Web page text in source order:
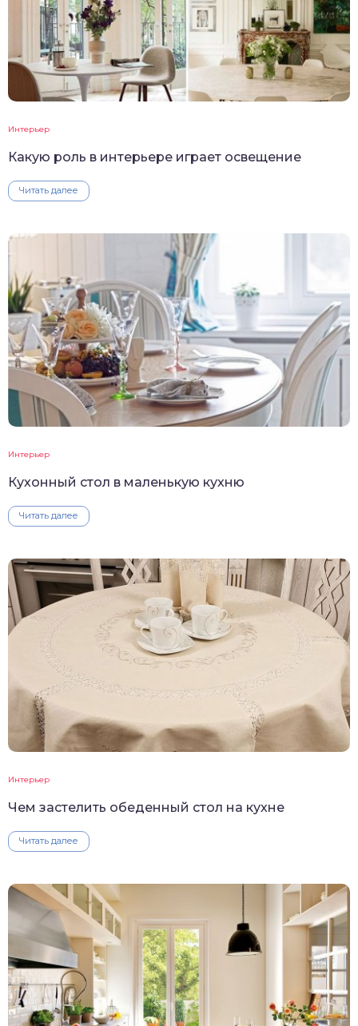
Интерьер
Какую роль в интерьере играет освещение
Читать далее
Интерьер
Кухонный стол в маленькую кухню
Читать далее
Интерьер
Чем застелить обеденный стол на кухне
Читать далее